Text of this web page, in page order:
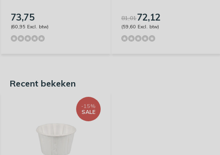
73,75
(60,95 Excl. btw)
81,0172,12
(59,60 Excl. btw)
Recent bekeken
-15%
SALE